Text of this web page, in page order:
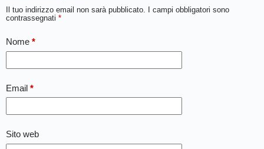
Il tuo indirizzo email non sarà pubblicato.
I campi obbligatori sono
contrassegnati *
Nome *
Email *
Sito web